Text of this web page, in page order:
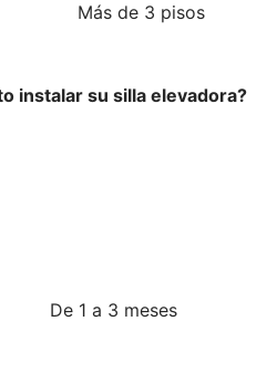
Más de 3 pisos
instalar su silla elevadora?
De 1 a 3 meses